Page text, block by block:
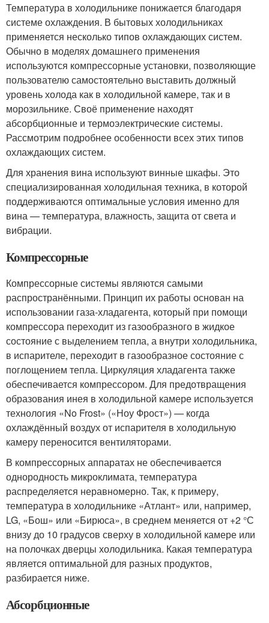
Температура в холодильнике понижается благодаря
системе охлаждения. В бытовых холодильниках
применяется несколько типов охлаждающих систем.
Обычно в моделях домашнего применения
используются компрессорные установки, позволяющие
пользователю самостоятельно выставить должный
уровень холода как в холодильной камере, так и в
морозильнике. Своё применение находят
абсорбционные и термоэлектрические системы.
Рассмотрим подробнее особенности всех этих типов
охлаждающих систем.
Для хранения вина используют винные шкафы. Это
специализированная холодильная техника, в которой
поддерживаются оптимальные условия именно для
вина — температура, влажность, защита от света и
вибрации.
Компрессорные
Компрессорные системы являются самыми
распространёнными. Принцип их работы основан на
использовании газа-хладагента, который при помощи
компрессора переходит из газообразного в жидкое
состояние с выделением тепла, а внутри холодильника,
в испарителе, переходит в газообразное состояние с
поглощением тепла. Циркуляция хладагента также
обеспечивается компрессором. Для предотвращения
образования инея в холодильной камере используется
технология «No Frost» («Ноу Фрост») — когда
охлаждённый воздух от испарителя в холодильную
камеру переносится вентиляторами.
В компрессорных аппаратах не обеспечивается
однородность микроклимата, температура
распределяется неравномерно. Так, к примеру,
температура в холодильнике «Атлант» или, например,
LG, «Бош» или «Бирюса», в среднем меняется от +2 °С
внизу до 10 градусов сверху в холодильной камере или
на полочках дверцы холодильника. Какая температура
является оптимальной для разных продуктов,
разбирается ниже.
Абсорбционные